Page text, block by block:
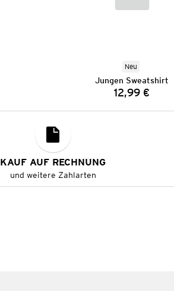
Neu
Jungen Sweatshirt
Preis:
12,99 €
KAUF AUF RECHNUNG
und weitere Zahlarten